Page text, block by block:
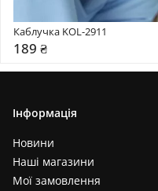
Каблучка KOL-2911
189 ₴
Інформація
Новини
Наші магазини
Мої замовлення